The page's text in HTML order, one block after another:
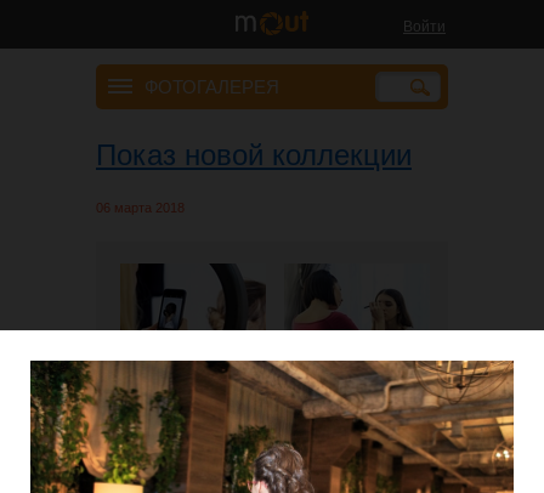
Войти
ФОТОГАЛЕРЕЯ
Показ новой коллекции
06 марта 2018